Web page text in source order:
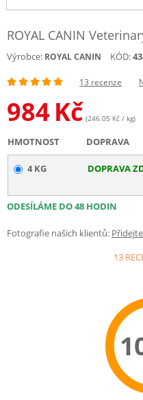
ROYAL CANIN
Výrobce: ROYAL CANIN KÓD:
13 recenze
984 Kč (246.05 Kč / kg)
HMOTNOST DOPRAVA
4 KG DOPRAVA
ODESÍLÁME DO 48 HODIN
Fotografie našich klientů:
13